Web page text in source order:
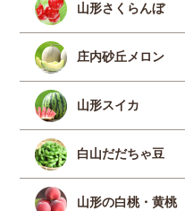
山形さくらんぼ
庄内砂丘メロン
山形スイカ
白山だだちゃ豆
山形の白桃・黄桃